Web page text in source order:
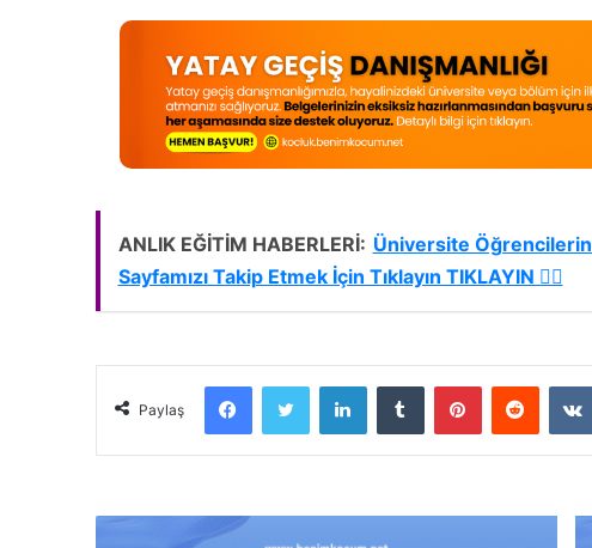
ANLIK EĞİTİM HABERLERİ: Üniversite
Sayfamızı Takip Etmek İçin Tıklayın TIKLAYIN 👈🏻
Paylaş
FacebookTwitter LinkedInTumblr PinterestReddit